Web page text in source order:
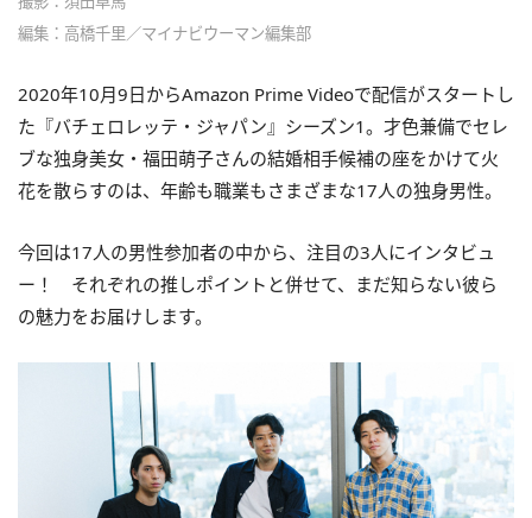
編集：高橋千里／マイナビウーマン編集部
2020年10月9日からAmazon Prime Videoで配信がスタートし
た『バチェロレッテ・ジャパン』シーズン1。才色兼備でセレ
ブな独身美女・福田萌子さんの結婚相手候補の座をかけて火
花を散らすのは、年齢も職業もさまざまな17人の独身男性。
今回は17人の男性参加者の中から、注目の3人にインタビュ
ー！ それぞれの推しポイントと併せて、まだ知らない彼ら
の魅力をお届けします。